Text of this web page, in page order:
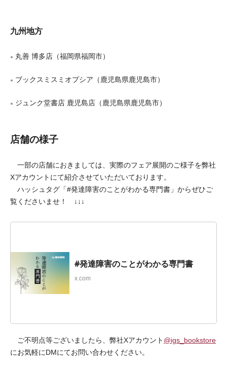
九州地方
● 丸善 博多店（福岡県福岡市）
● ブックスミスミオプシア（鹿児島県鹿児島市）
● ジュンク堂書店 鹿児島店（鹿児島県鹿児島市）
店舗の様子
一部の店舗におきましては、実際のフェア展開のご様子を弊社
Xアカウントにて紹介させていただいております。
ハッシュタグ「#発達障害のことがわかる専門書」からぜひご
覧くださいませ！ ↓↓↓
#発達障害のことがわかる専門書
x.com
ご不明点等ございましたら、弊社Xアカウント @igs_bookstore
にお気軽にDMにてお問い合わせください。